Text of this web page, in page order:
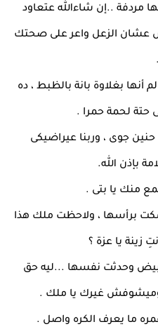
مردفة ..إن شاءالله عتعاود
عشان الزعل واعر على صحتك
.
أنها بغلاوة بانة بالظبط ، ده
حتة لحمة حمرا .
جوى ، وربنا عيراضيكى
بإذن الله.
منك يا بتى .
برأسها ، ولاحظت ملك هذا
زينة يا عزة ؟
وحدثت نفسها ...ليه حق
غيرك يا ملك .
ما يعرف الكره واصل .